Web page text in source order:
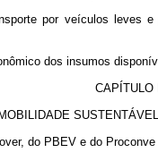
por veículos leves
dos insumos
CAPÍTULO II
do PBEV e do